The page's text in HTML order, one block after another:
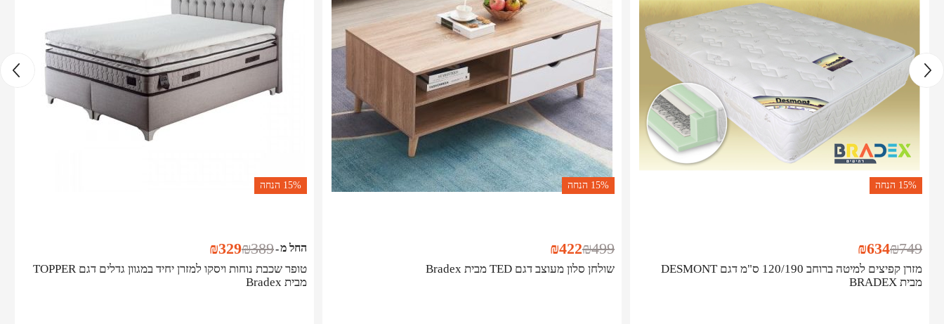
15% הנחה
מזרן קפיצים למיטה ברוחב 120/190 ס"מ דגם DESMONT
מבית BRADEX
₪749
₪634
15% הנחה
שולחן סלון מעוצב דגם TED מבית Bradex
₪499
₪422
15% הנחה
טופר שכבת נוחות ויסקו למזרן יחיד במגוון גדלים דגם TOPPER
מבית Bradex
החל מ-
₪389
₪329